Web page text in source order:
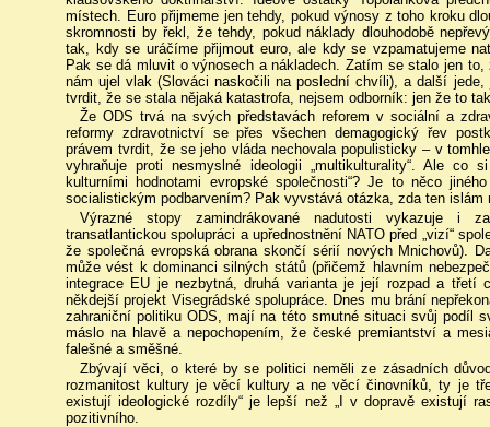
místech. Euro přijmeme jen tehdy, pokud výnosy z toho kroku
skromnosti by řekl, že tehdy, pokud náklady dlouhodobě
tak, kdy se uráčíme přijmout euro, ale kdy se vzpamatujeme
Pak se dá mluvit o výnosech a nákladech. Zatím se stalo jen
nám ujel vlak (Slováci naskočili na poslední chvíli), a další
tvrdit, že se stala nějaká katastrofa, nejsem odborník: jen že to
Že ODS trvá na svých představách reforem v sociální a
reformy zdravotnictví se přes všechen demagogický řev
právem tvrdit, že se jeho vláda nechovala populisticky – v
vyhraňuje proti nesmyslné ideologii „multikulturality“. Ale co
kulturními hodnotami evropské společnosti“? Je to něco
socialistickým podbarvením? Pak vyvstává otázka, zda ten islám
Výrazné stopy zamindrákované nadutosti vykazuje i
transatlantickou spolupráci a upřednostnění NATO před „vizí“
že společná evropská obrana skončí sérií nových Mnichovů).
může vést k dominanci silných států (přičemž hlavním
integrace EU je nezbytná, druhá varianta je její rozpad a třetí
někdejší projekt Visegrádské spolupráce. Dnes mu brání
zahraniční politiku ODS, mají na této smutné situaci svůj podíl
máslo na hlavě a nepochopením, že české premiantství a
falešné a směšné.
Zbývají věci, o které by se politici neměli ze zásadních
rozmanitost kultury je věcí kultury a ne věcí činovníků, ty je
existují ideologické rozdíly“ je lepší než „I v dopravě existují
pozitivního.